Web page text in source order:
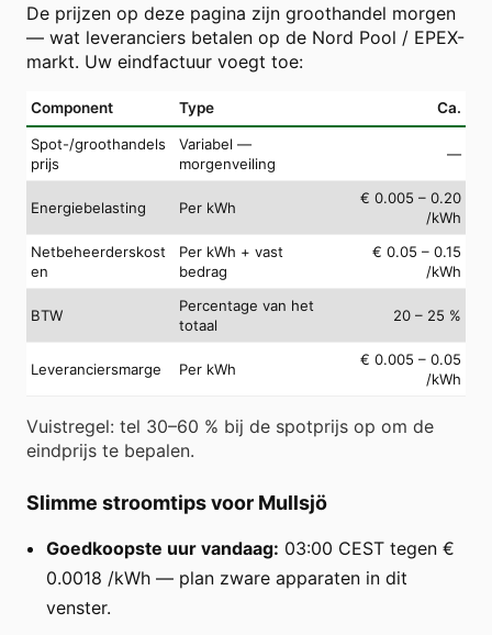
De prijzen op deze pagina zijn groothandel morgen
— wat leveranciers betalen op de Nord Pool / EPEX-
markt. Uw eindfactuur voegt toe:
Component Type Ca.
Spot-/groothandels
prijs
Variabel —
morgenveiling
—
Energiebelasting Per kWh
€ 0.005 – 0.20
/kWh
Netbeheerderskost
en
Per kWh + vast
bedrag
€ 0.05 – 0.15
/kWh
BTW
Percentage van het
totaal
20 – 25 %
Leveranciersmarge Per kWh
€ 0.005 – 0.05
/kWh
Vuistregel: tel 30–60 % bij de spotprijs op om de
eindprijs te bepalen.
Slimme stroomtips voor Mullsjö
Goedkoopste uur vandaag: 03:00 CEST tegen €
0.0018 /kWh — plan zware apparaten in dit
venster.